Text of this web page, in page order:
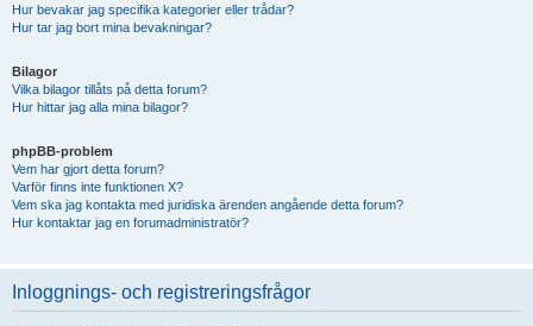
Hur bevakar jag specifika kategorier eller trådar?
Hur tar jag bort mina bevakningar?
Bilagor
Vilka bilagor tillåts på detta forum?
Hur hittar jag alla mina bilagor?
phpBB-problem
Vem har gjort detta forum?
Varför finns inte funktionen X?
Vem ska jag kontakta med juridiska ärenden angående detta forum?
Hur kontaktar jag en forumadministratör?
Inloggnings- och registreringsfrågor